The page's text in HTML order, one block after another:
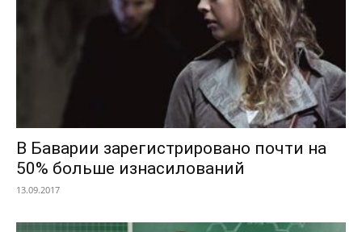
В Баварии зарегистрировано почти на
50% больше изнасилований
13.09.2017